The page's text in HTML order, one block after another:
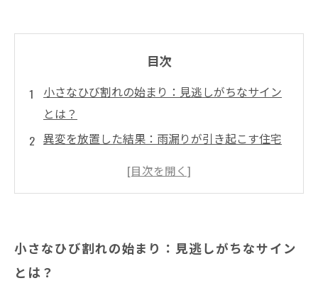
目次
小さなひび割れの始まり：見逃しがちなサイン
とは？
異変を放置した結果：雨漏りが引き起こす住宅
テナンスの秘訣
安心の住まいを守るために今すぐできることと
小さなひび割れの始まり：見逃しがちなサイン
とは？